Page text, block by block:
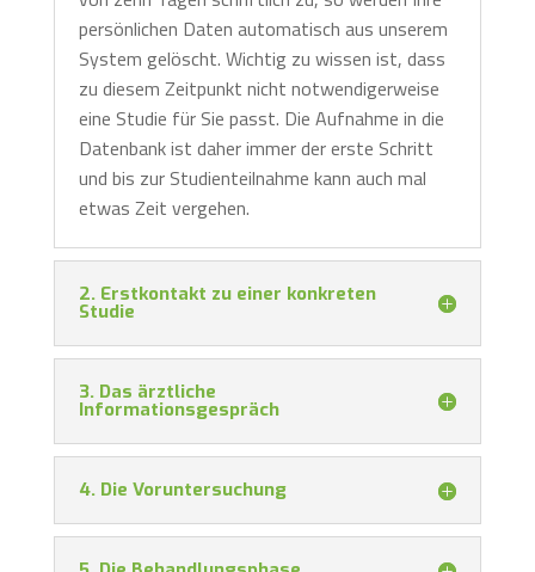
persönlichen Daten automatisch aus unserem
System gelöscht. Wichtig zu wissen ist, dass
zu diesem Zeitpunkt nicht notwendigerweise
eine Studie für Sie passt. Die Aufnahme in die
Datenbank ist daher immer der erste Schritt
und bis zur Studienteilnahme kann auch mal
etwas Zeit vergehen.
2. Erstkontakt zu einer konkreten
Studie
3. Das ärztliche
Informationsgespräch
4. Die Voruntersuchung